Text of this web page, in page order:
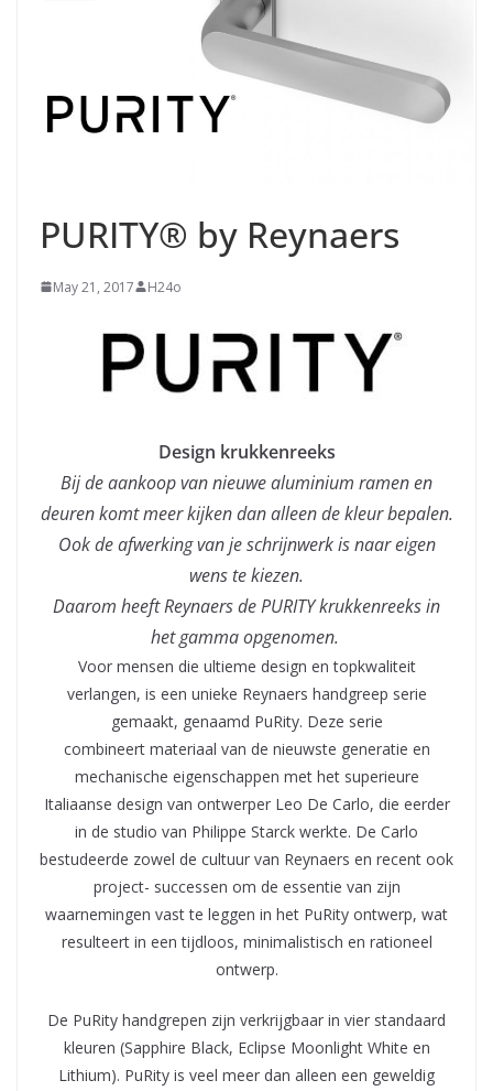
PURITY® by Reynaers
May 21, 2017 H24o
Design krukkenreeks
Bij de aankoop van nieuwe aluminium ramen en
deuren komt meer kijken dan alleen de kleur bepalen.
Ook de afwerking van je schrijnwerk is naar eigen
wens te kiezen.
Daarom heeft Reynaers de PURITY krukkenreeks in
het gamma opgenomen.
Voor mensen die ultieme design en topkwaliteit
verlangen, is een unieke Reynaers handgreep serie
gemaakt, genaamd PuRity. Deze serie
combineert materiaal van de nieuwste generatie en
mechanische eigenschappen met het superieure
Italiaanse design van ontwerper Leo De Carlo, die eerder
in de studio van Philippe Starck werkte. De Carlo
bestudeerde zowel de cultuur van Reynaers en recent ook
project- successen om de essentie van zijn
waarnemingen vast te leggen in het PuRity ontwerp, wat
resulteert in een tijdloos, minimalistisch en rationeel
ontwerp.
De PuRity handgrepen zijn verkrijgbaar in vier standaard
kleuren (Sapphire Black, Eclipse Moonlight White en
Lithium). PuRity is veel meer dan alleen een geweldig